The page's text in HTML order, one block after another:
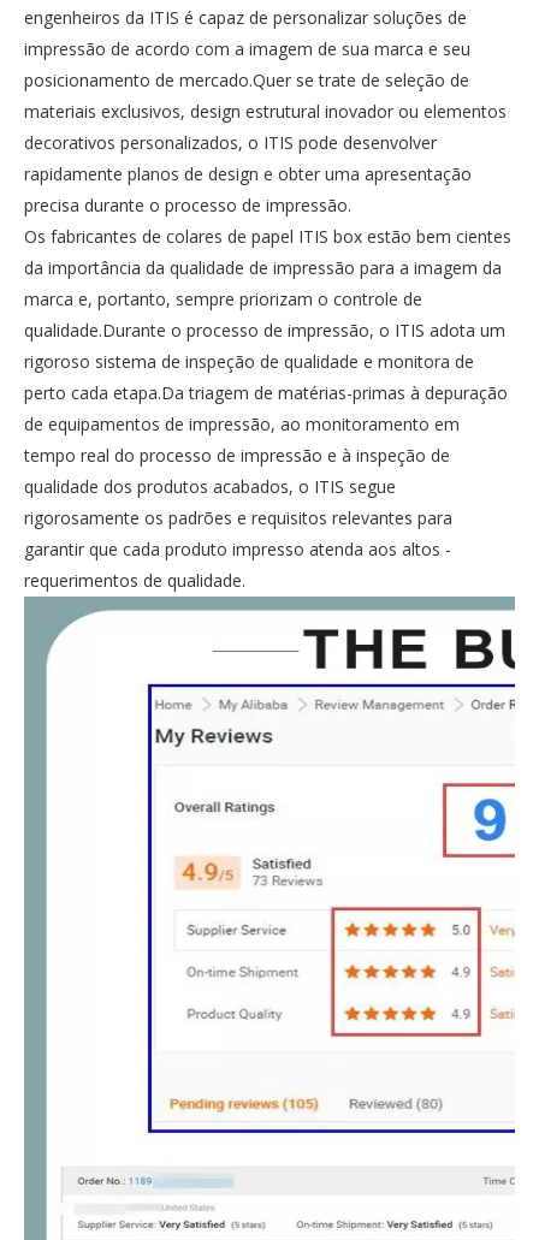
engenheiros da ITIS é capaz de personalizar soluções de
impressão de acordo com a imagem de sua marca e seu
posicionamento de mercado.Quer se trate de seleção de
materiais exclusivos, design estrutural inovador ou elementos
decorativos personalizados, o ITIS pode desenvolver
rapidamente planos de design e obter uma apresentação
precisa durante o processo de impressão.
Os fabricantes de colares de papel ITIS box estão bem cientes
da importância da qualidade de impressão para a imagem da
marca e, portanto, sempre priorizam o controle de
qualidade.Durante o processo de impressão, o ITIS adota um
rigoroso sistema de inspeção de qualidade e monitora de
perto cada etapa.Da triagem de matérias-primas à depuração
de equipamentos de impressão, ao monitoramento em
tempo real do processo de impressão e à inspeção de
qualidade dos produtos acabados, o ITIS segue
rigorosamente os padrões e requisitos relevantes para
garantir que cada produto impresso atenda aos altos -
requerimentos de qualidade.